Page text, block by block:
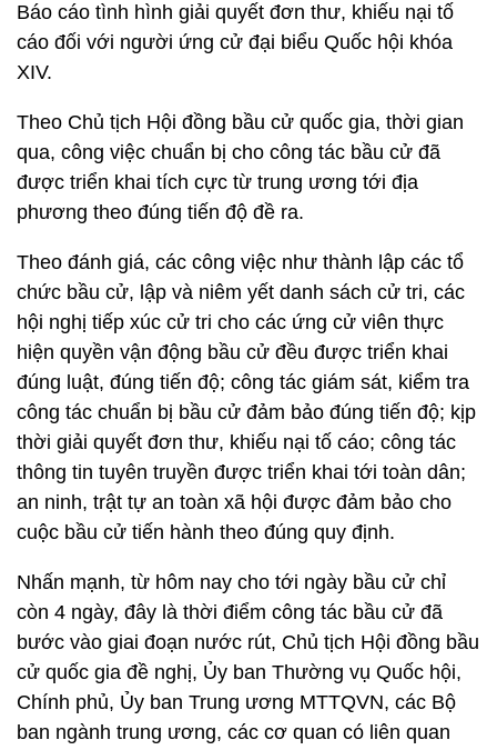
Báo cáo tình hình giải quyết đơn thư, khiếu nại tố
cáo đối với người ứng cử đại biểu Quốc hội khóa
XIV.
Theo Chủ tịch Hội đồng bầu cử quốc gia, thời gian
qua, công việc chuẩn bị cho công tác bầu cử đã
được triển khai tích cực từ trung ương tới địa
phương theo đúng tiến độ đề ra.
Theo đánh giá, các công việc như thành lập các tổ
chức bầu cử, lập và niêm yết danh sách cử tri, các
hội nghị tiếp xúc cử tri cho các ứng cử viên thực
hiện quyền vận động bầu cử đều được triển khai
đúng luật, đúng tiến độ; công tác giám sát, kiểm tra
công tác chuẩn bị bầu cử đảm bảo đúng tiến độ; kịp
thời giải quyết đơn thư, khiếu nại tố cáo; công tác
thông tin tuyên truyền được triển khai tới toàn dân;
an ninh, trật tự an toàn xã hội được đảm bảo cho
cuộc bầu cử tiến hành theo đúng quy định.
Nhấn mạnh, từ hôm nay cho tới ngày bầu cử chỉ
còn 4 ngày, đây là thời điểm công tác bầu cử đã
bước vào giai đoạn nước rút, Chủ tịch Hội đồng bầu
cử quốc gia đề nghị, Ủy ban Thường vụ Quốc hội,
Chính phủ, Ủy ban Trung ương MTTQVN, các Bộ
ban ngành trung ương, các cơ quan có liên quan